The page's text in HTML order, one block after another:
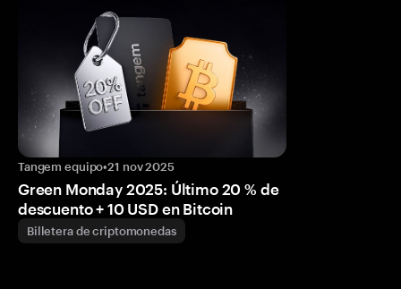
Tangem equipo•21 nov 2025
Green Monday 2025: Último 20 % de
descuento + 10 USD en Bitcoin
Billetera de criptomonedas